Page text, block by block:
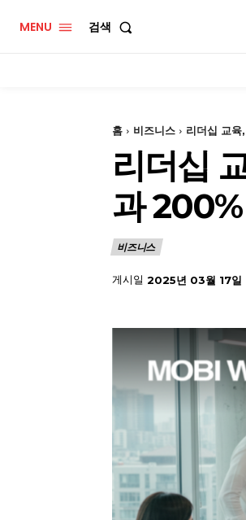
MENU 검색
홈 비즈니스 리더십 교
리더십
과
비즈니스
게시일 2025년 03월 17일